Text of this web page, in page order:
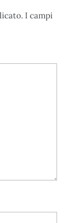
I campi